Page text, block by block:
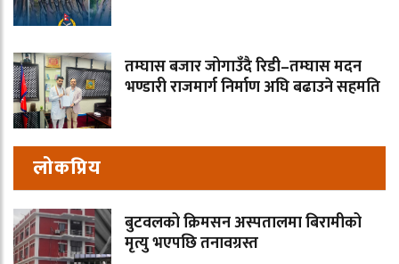
तम्घास बजार जोगाउँदै रिडी–तम्घास मदन
भण्डारी राजमार्ग निर्माण अघि बढाउने सहमति
लोकप्रिय
बुटवलको क्रिमसन अस्पतालमा बिरामीको
मृत्यु भएपछि तनावग्रस्त